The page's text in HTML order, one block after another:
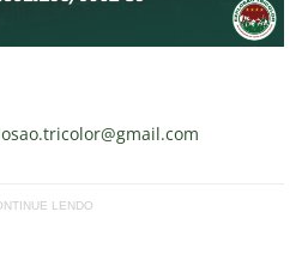
@gmail.com
LENDO